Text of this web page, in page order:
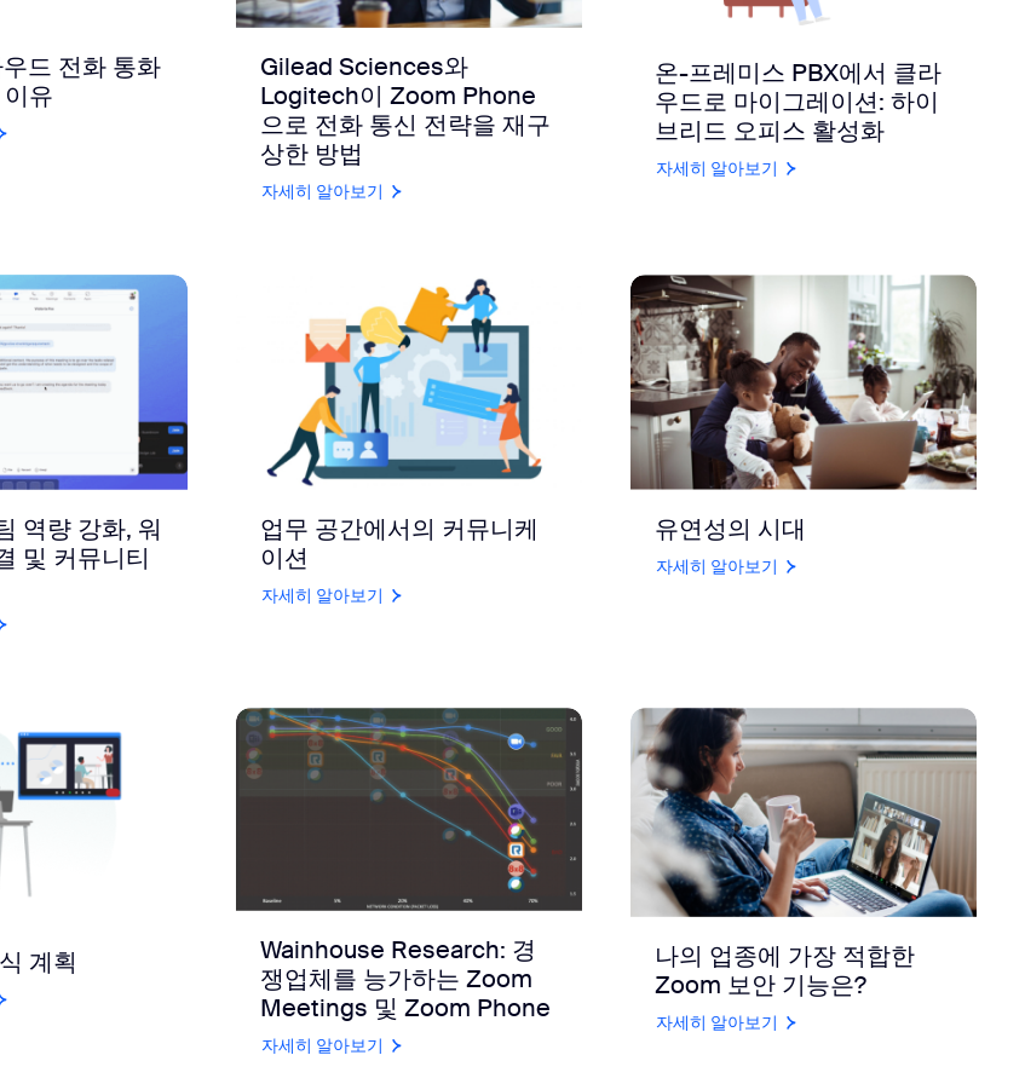
드 전화 통화
유
Gilead Sciences와
Logitech이 Zoom Phone
으로 전화 통신 전략을 재구
상한 방법
자세히 알아보기
온-프레미스 PBX에서 클라
우드로 마이그레이션: 하이
브리드 오피스 활성화
자세히 알아보기
역량 강화, 워
및 커뮤니티
업무 공간에서의 커뮤니케
이션
자세히 알아보기
유연성의 시대
자세히 알아보기
계획
Wainhouse Research: 경
쟁업체를 능가하는 Zoom
Meetings 및 Zoom Phone
자세히 알아보기
나의 업종에 가장 적합한
Zoom 보안 기능은?
자세히 알아보기